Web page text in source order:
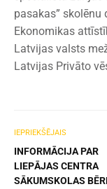
pasakas”
Ekonomikas
Latvijas valsts
Latvijas Privāto
IEPRIEKŠĒJAIS
INFORMĀCIJA PAR
LIEPĀJAS CENTRA
SĀKUMSKOLAS